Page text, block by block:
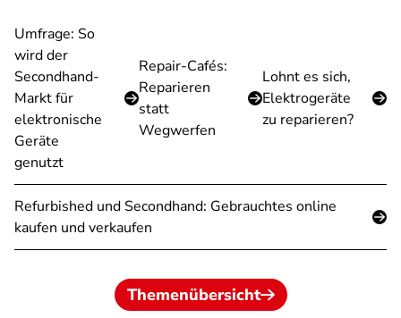
Umfrage: So
wird der
Secondhand-
Markt für
elektronische
Geräte
genutzt
Repair-Cafés:
Reparieren
statt
Wegwerfen
Lohnt es sich,
Elektrogeräte
zu reparieren?
Refurbished und Secondhand: Gebrauchtes online
kaufen und verkaufen
Themenübersicht